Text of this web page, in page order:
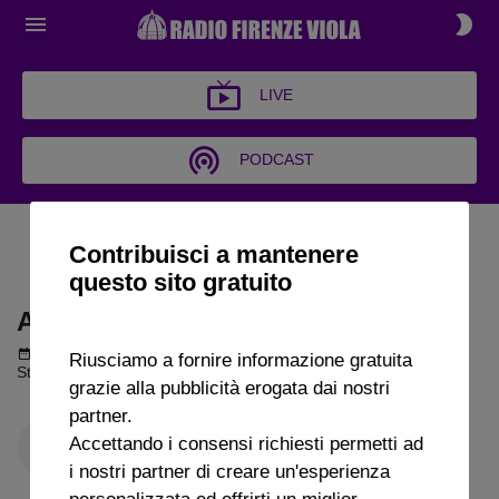
LIVE
PODCAST
ARCHIVIO PALLA AL
CENTRO 2025
ARCHIVIO PALLA AL CENTRO 2025
Podcast del 08 settembre 2025 13m 34s
Stefano Fiorini a Radio Firenze Viola
Contribuisci a mantenere
questo sito gratuito
Riusciamo a fornire informazione gratuita
grazie alla pubblicità erogata dai nostri
partner.
Accettando i consensi richiesti permetti ad
i nostri partner di creare un'esperienza